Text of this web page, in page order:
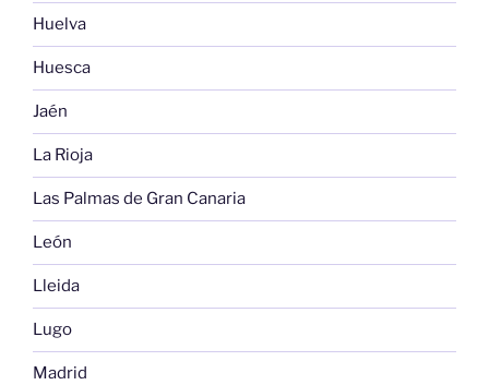
Huelva
Huesca
Jaén
La Rioja
Las Palmas de Gran Canaria
León
Lleida
Lugo
Madrid